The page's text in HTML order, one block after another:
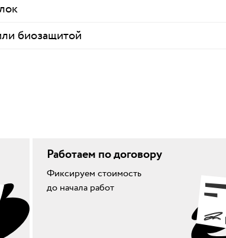
биозащитой
Работаем по договору
Фиксируем стоимость
до начала работ